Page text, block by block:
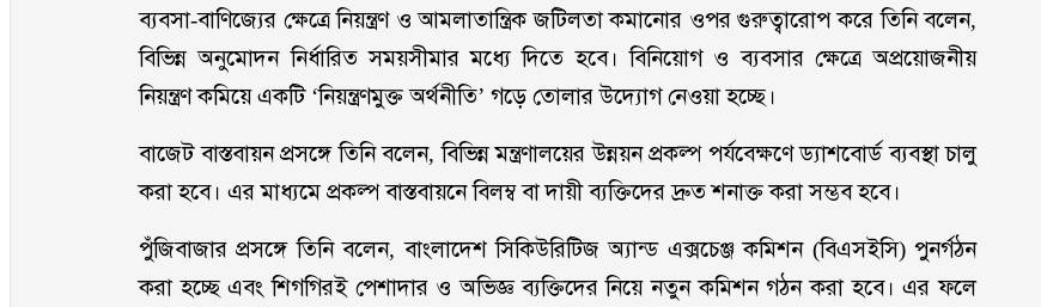
ব্যবসা-বাণিজ্যের ক্ষেত্রে নিয়ন্ত্রণ ও আমলাতান্ত্রিক জটিলতা কমানোর ওপর গুরুত্বারোপ করে তিনি বলেন,
বিভিন্ন অনুমোদন নির্ধারিত সময়সীমার মধ্যে দিতে হবে। বিনিয়োগ ও ব্যবসার ক্ষেত্রে অপ্রয়োজনীয়
নিয়ন্ত্রণ কমিয়ে একটি ‘নিয়ন্ত্রণমুক্ত অর্থনীতি’ গড়ে তোলার উদ্যোগ নেওয়া হচ্ছে।
বাজেট বাস্তবায়ন প্রসঙ্গে তিনি বলেন, বিভিন্ন মন্ত্রণালয়ের উন্নয়ন প্রকল্প পর্যবেক্ষণে ড্যাশবোর্ড ব্যবস্থা চালু
করা হবে। এর মাধ্যমে প্রকল্প বাস্তবায়নে বিলম্ব বা দায়ী ব্যক্তিদের দ্রুত শনাক্ত করা সম্ভব হবে।
পুঁজিবাজার প্রসঙ্গে তিনি বলেন, বাংলাদেশ সিকিউরিটিজ অ্যান্ড এক্সচেঞ্জ কমিশন (বিএসইসি) পুনর্গঠন
করা হচ্ছে এবং শিগগিরই পেশাদার ও অভিজ্ঞ ব্যক্তিদের নিয়ে নতুন কমিশন গঠন করা হবে। এর ফলে